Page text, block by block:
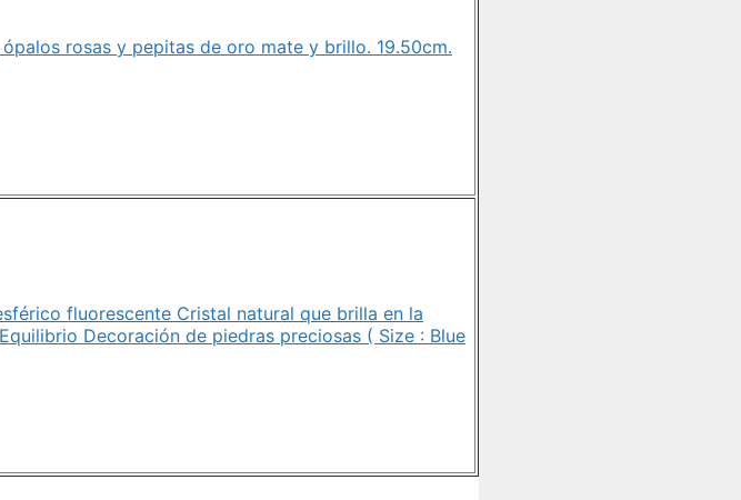
rosas y pepitas de oro mate y brillo. 19.50cm.
fluorescente Cristal natural que brilla en la
Decoración de piedras preciosas ( Size : Blue